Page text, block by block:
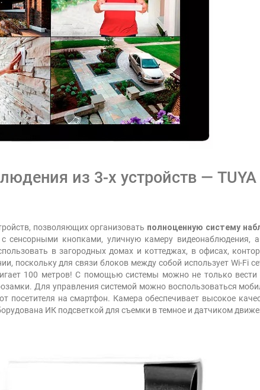
из 3-х устройств — TUYA
позволяющих организовать полноценную систему
сенсорными кнопками, уличную камеру видеонаблюдения,
в загородных домах и коттеджах, в офисах,
поскольку для связи блоков между собой использует Wi-Fi
100 метров! С помощью системы можно не только вести
Для управления системой можно воспользоваться
на смартфон. Камера обеспечивает высокое
ИК подсветкой для съемки в темное и датчиком